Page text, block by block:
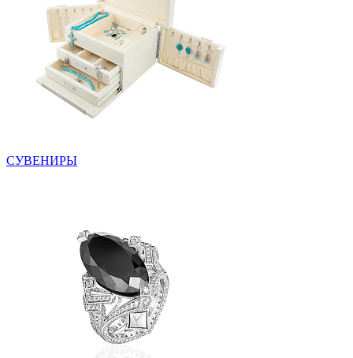
СУВЕНИРЫ